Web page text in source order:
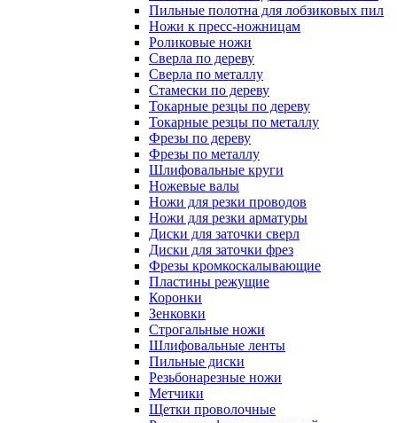
Пильные полотна для лобзиковых пил
Ножи к пресс-ножницам
Роликовые ножи
Сверла по дереву
Сверла по металлу
Стамески по дереву
Токарные резцы по дереву
Токарные резцы по металлу
Фрезы по дереву
Фрезы по металлу
Шлифовальные круги
Ножевые валы
Ножи для резки проводов
Ножи для резки арматуры
Диски для заточки сверл
Диски для заточки фрез
Фрезы кромкоскалывающие
Пластины режущие
Коронки
Зенковки
Строгальные ножи
Шлифовальные ленты
Пильные диски
Резьбонарезные ножи
Метчики
Щетки проволочные